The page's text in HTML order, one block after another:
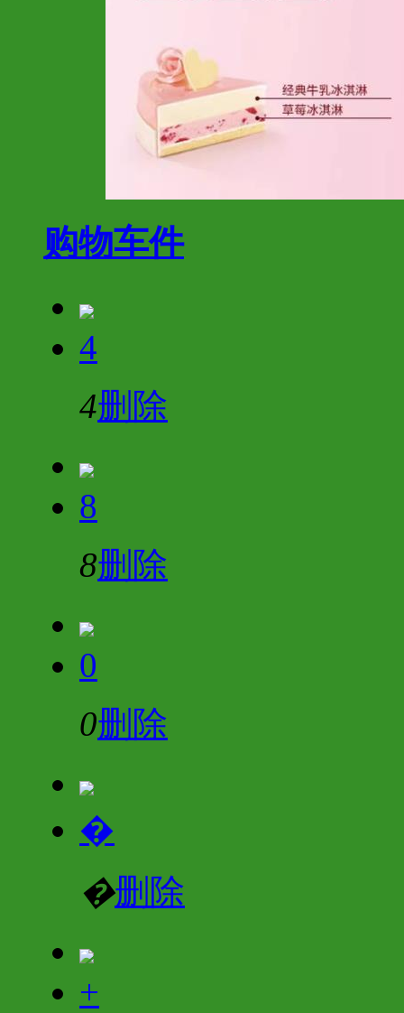
购物车件
4
4删除
8
8删除
0
0删除
�
�删除
+